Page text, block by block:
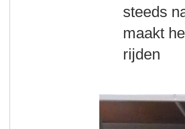
steeds
maakt
rijden